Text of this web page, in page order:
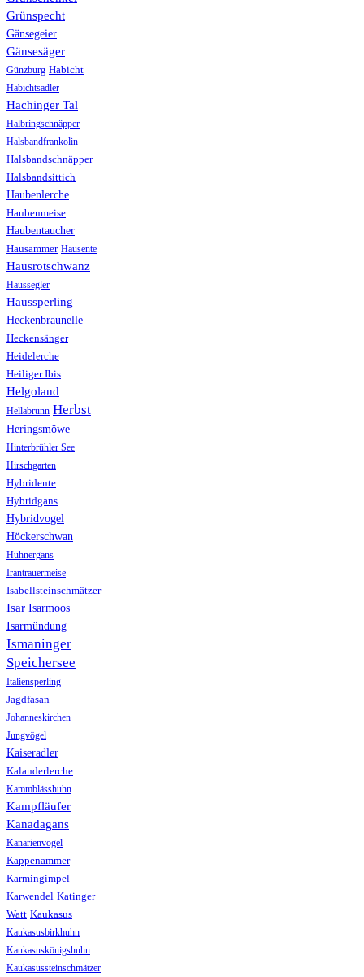
Grünspecht
Gänsegeier
Gänsesäger
Günzburg Habicht
Habichtsadler
Hachinger Tal
Halbringschnäpper
Halsbandfrankolin
Halsbandschnäpper
Halsbandsittich
Haubenlerche
Haubenmeise
Haubentaucher
Hausammer Hausente
Hausrotschwanz
Haussegler
Haussperling
Heckenbraunelle
Heckensänger
Heidelerche
Heiliger Ibis
Helgoland
Hellabrunn Herbst
Heringsmöwe
Hinterbrühler See
Hirschgarten
Hybridente
Hybridgans
Hybridvogel
Höckerschwan
Hühnergans
Irantrauermeise
Isabellsteinschmätzer
Isar Isarmoos
Isarmündung
Ismaninger
Speichersee
Italiensperling
Jagdfasan
Johanneskirchen
Jungvögel
Kaiseradler
Kalanderlerche
Kammblässhuhn
Kampfläufer
Kanadagans
Kanarienvogel
Kappenammer
Karmingimpel
Karwendel Katinger
Watt Kaukasus
Kaukasusbirkhuhn
Kaukasuskönigshuhn
Kaukasussteinschmätzer